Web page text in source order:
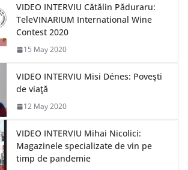
VIDEO INTERVIU Cătălin Păduraru:
TeleVINARIUM International Wine
Contest 2020
15 May 2020
VIDEO INTERVIU Misi Dénes: Poveşti
de viaţă
12 May 2020
VIDEO INTERVIU Mihai Nicolici:
Magazinele specializate de vin pe
timp de pandemie